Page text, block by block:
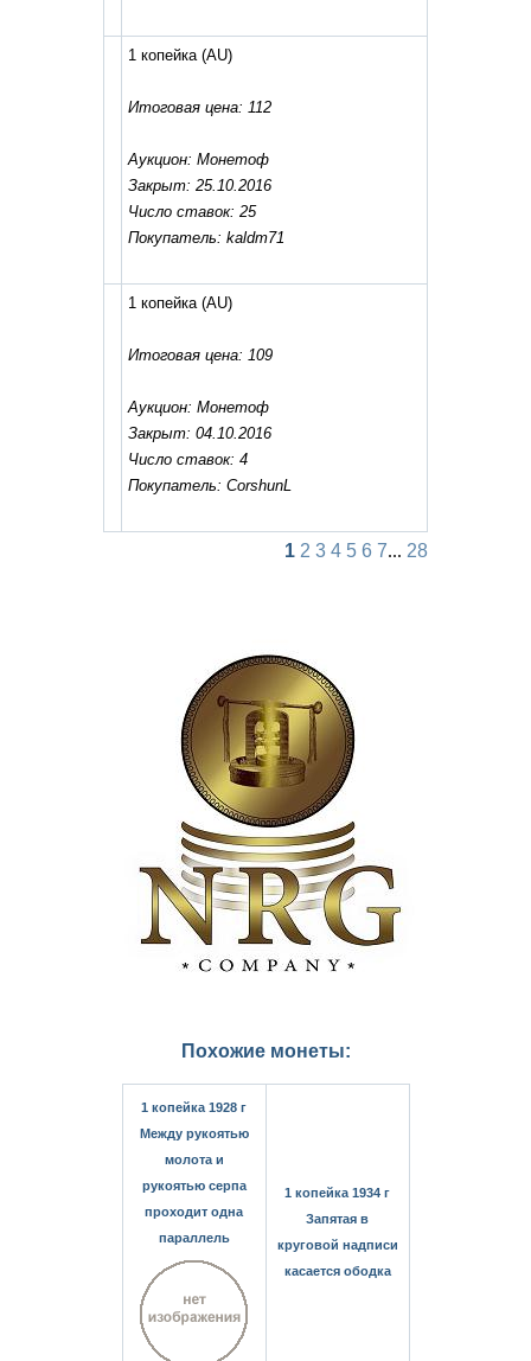
1 копейка(AU)
Итоговая цена: 112
Аукцион: Монетоф
Закрыт: 25.10.2016
Число ставок: 25
Покупатель: kaldm71
1 копейка(AU)
Итоговая цена: 109
Аукцион: Монетоф
Закрыт: 04.10.2016
Число ставок: 4
Покупатель: CorshunL
1 2 3 4 5 6 7... 28
Похожие монеты:
1 копейка 1928 г
Между рукоятью
молота и
рукоятью серпа
проходит одна
параллель
1 копейка 1934 г
Запятая в
круговой надписи
касается ободка